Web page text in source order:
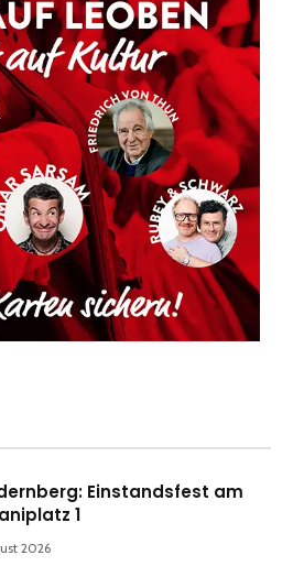
Einstandsfest am
1
2026